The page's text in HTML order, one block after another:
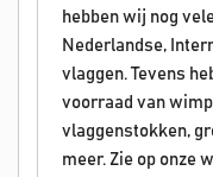
hebben wij nog
Nederlandse,
vlaggen. Tevens
voorraad van
vlaggenstokken,
meer. Zie op onze